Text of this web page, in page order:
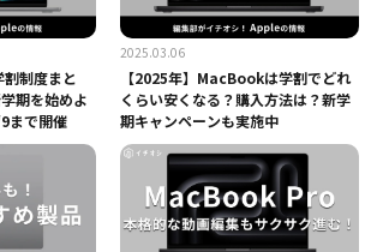
割制度まと
期を始めよ
まで開催
2025.03.06
【2025年】MacBookは学割でどれ
くらい安くなる？購入方法は？新学
期キャンペーンも実施中